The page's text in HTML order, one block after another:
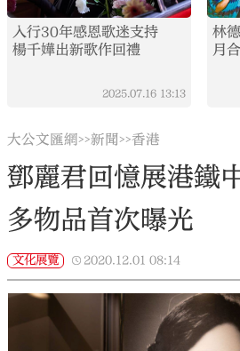
入行30年感恩歌迷支持
楊千嬅出新歌作回禮
2025.07.16 13:13
林
月
大公文匯網>>新聞>>香港
鄧麗君回憶展港鐵
多物品首次曝光
文化展覽 2020.12.01 08:14